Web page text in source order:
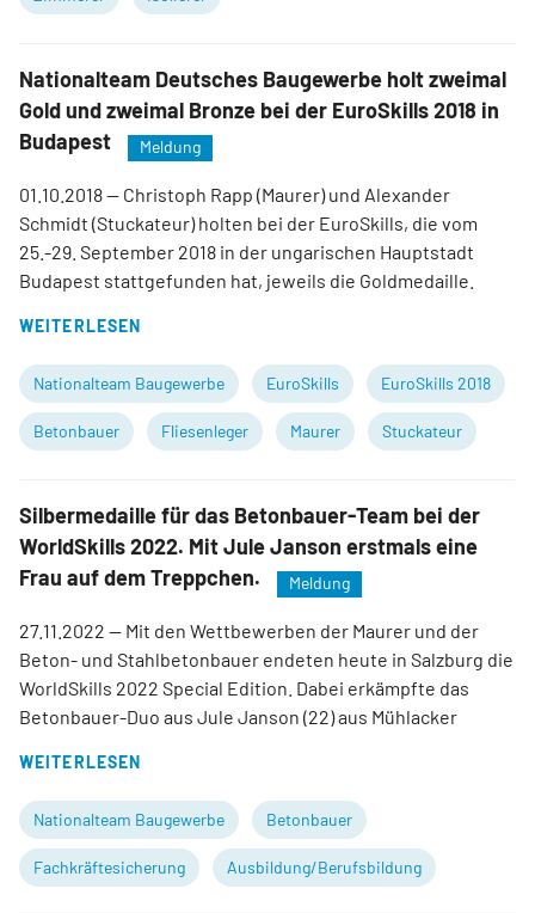
Nationalteam Deutsches Baugewerbe holt zweimal
Gold und zweimal Bronze bei der EuroSkills 2018 in
Budapest
Meldung
01.10.2018— Christoph Rapp (Maurer) und Alexander
Schmidt (Stuckateur) holten bei der EuroSkills, die vom
25.-29. September 2018 in der ungarischen Hauptstadt
Budapest stattgefunden hat, jeweils die Goldmedaille.
WEITERLESEN
Nationalteam Baugewerbe EuroSkills EuroSkills 2018
Betonbauer Fliesenleger Maurer Stuckateur
Silbermedaille für das Betonbauer-Team bei der
WorldSkills 2022. Mit Jule Janson erstmals eine
Frau auf dem Treppchen.
Meldung
27.11.2022 — Mit den Wettbewerben der Maurer und der
Beton- und Stahlbetonbauer endeten heute in Salzburg die
WorldSkills 2022 Special Edition. Dabei erkämpfte das
Betonbauer-Duo aus Jule Janson (22) aus Mühlacker
WEITERLESEN
Nationalteam Baugewerbe Betonbauer
Fachkräftesicherung Ausbildung/Berufsbildung